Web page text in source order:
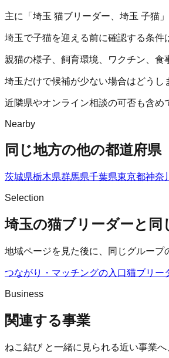
主に「埼玉 猫ブリーダー、埼玉 子猫
埼玉で子猫を迎える前に確認する条件
親猫の様子、飼育環境、ワクチン、食
埼玉だけで候補が少ない場合はどうし
近隣県やオンライン相談の可否も含め
Nearby
同じ地方の他の都道府県
茨城県栃木県群馬県千葉県東京都神奈
Selection
埼玉の猫ブリーダーと同
地域ページを見た後に、同じグループ
つながり・マッチングの入口猫ブリー
Business
関連する事業
ねこ結びと一緒に見られる近い事業へ